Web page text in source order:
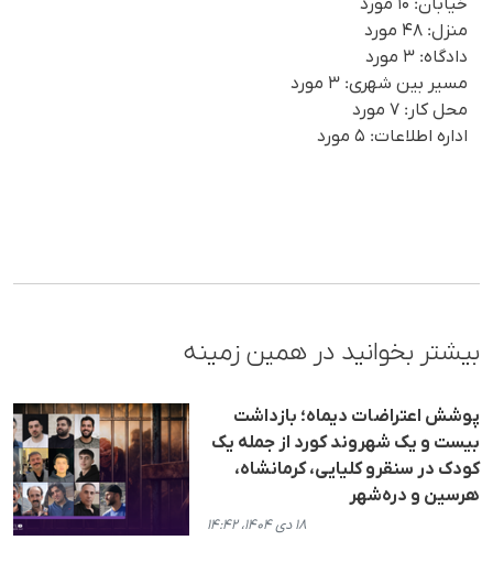
منزل: ۴۸ مورد
دادگاه: ۳ مورد
مسیر بین شهری: ۳ مورد
محل کار: ۷ مورد
اداره اطلاعات: ۵ مورد
بیشتر بخوانید در همین زمینه
پوشش اعتراضات دیماه؛ بازداشت
بیست و یک شهروند کورد از جمله یک
کودک در سنقرو کلیایی، کرمانشاه،
هرسین و دره‌شهر
۱۸ دی ۱۴۰۴، ۱۴:۴۲